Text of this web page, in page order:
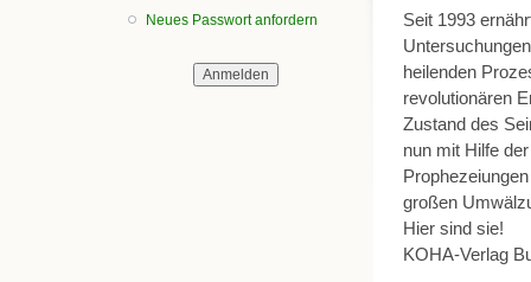
Neues Passwort anfordern
Seit 1993
heilenden
revolutionären
Zustand des
nun mit Hilfe
großen
Hier sind sie!
KOHA-Verlag